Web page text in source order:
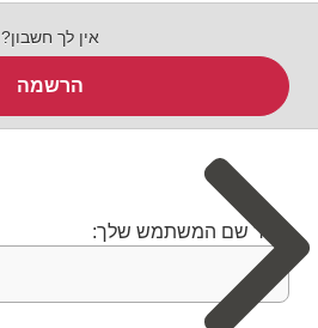
אין לך חשבון?
הרשמה
בחר שם המשתמש שלך: